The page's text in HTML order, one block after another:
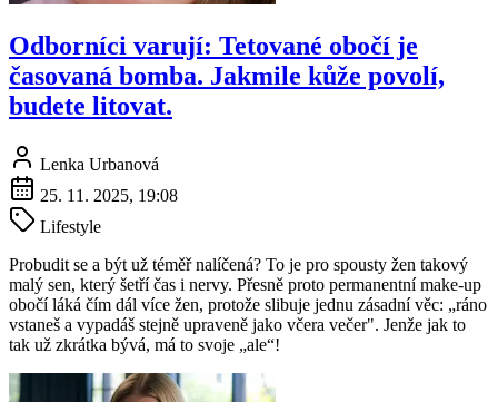
Odborníci varují: Tetované obočí je
časovaná bomba. Jakmile kůže povolí,
budete litovat.
Lenka Urbanová
25. 11. 2025, 19:08
Lifestyle
Probudit se a být už téměř nalíčená? To je pro spousty žen takový
malý sen, který šetří čas i nervy. Přesně proto permanentní make-up
obočí láká čím dál více žen, protože slibuje jednu zásadní věc: „ráno
vstaneš a vypadáš stejně upraveně jako včera večer". Jenže jak to
tak už zkrátka bývá, má to svoje „ale“!